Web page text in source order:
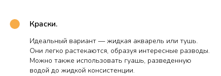
Краски.
Идеальный вариант — жидкая акварель или тушь.
Они легко растекаются, образуя интересные разводы.
Можно также использовать гуашь, разведенную
водой до жидкой консистенции.